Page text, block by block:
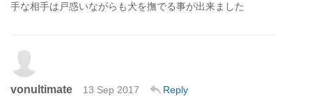
手な相手は戸惑いながらも犬を撫でる事が出来ました
vonultimate 13 Sep 2017
Reply